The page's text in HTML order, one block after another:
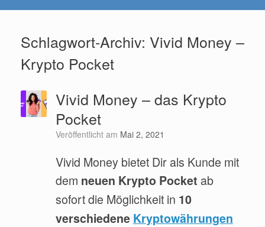
Schlagwort-Archiv: Vivid Money –
Krypto Pocket
Vivid Money – das Krypto
Pocket
Veröffentlicht am Mai 2, 2021
Vivid Money bietet Dir als Kunde mit
dem neuen Krypto Pocket ab
sofort die Möglichkeit in 10
verschiedene Kryptowährungen